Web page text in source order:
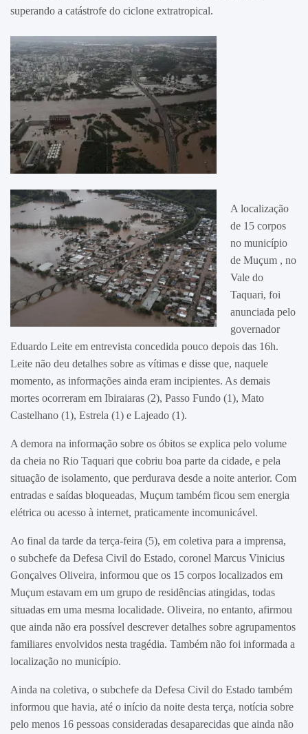
superando a catástrofe do ciclone extratropical.
A localização
de 15 corpos
no município
de Muçum , no
Vale do
Taquari, foi
anunciada pelo
governador
Eduardo Leite em entrevista concedida pouco depois das 16h.
Leite não deu detalhes sobre as vítimas e disse que, naquele
momento, as informações ainda eram incipientes. As demais
mortes ocorreram em Ibiraiaras (2), Passo Fundo (1), Mato
Castelhano (1), Estrela (1) e Lajeado (1).
A demora na informação sobre os óbitos se explica pelo volume
da cheia no Rio Taquari que cobriu boa parte da cidade, e pela
situação de isolamento, que perdurava desde a noite anterior. Com
entradas e saídas bloqueadas, Muçum também ficou sem energia
elétrica ou acesso à internet, praticamente incomunicável.
Ao final da tarde da terça-feira (5), em coletiva para a imprensa,
o subchefe da Defesa Civil do Estado, coronel Marcus Vinicius
Gonçalves Oliveira, informou que os 15 corpos localizados em
Muçum estavam em um grupo de residências atingidas, todas
situadas em uma mesma localidade. Oliveira, no entanto, afirmou
que ainda não era possível descrever detalhes sobre agrupamentos
familiares envolvidos nesta tragédia. Também não foi informada a
localização no município.
Ainda na coletiva, o subchefe da Defesa Civil do Estado também
informou que havia, até o início da noite desta terça, notícia sobre
pelo menos 16 pessoas consideradas desaparecidas que ainda não